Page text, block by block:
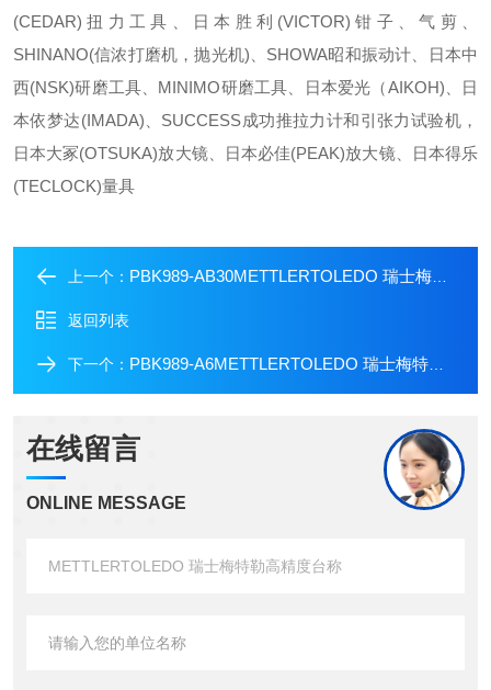
(CEDAR)扭力工具、日本胜利(VICTOR)钳子、气剪、
SHINANO(信浓打磨机，抛光机)、SHOWA昭和振动计、日本中
西(NSK)研磨工具、MINIMO研磨工具、日本爱光（AIKOH)、日
本依梦达(IMADA)、SUCCESS成功推拉力计和引张力试验机，
日本大冢(OTSUKA)放大镜、日本必佳(PEAK)放大镜、日本得乐
(TECLOCK)量具
上一个： PBK989-AB30METTLERTOLEDO 瑞士梅特勒高精度台称
返回列表
下一个： PBK989-A6METTLERTOLEDO 瑞士梅特勒高精度台称
在线留言
ONLINE MESSAGE